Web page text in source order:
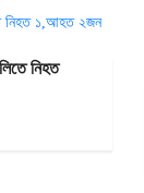
নিহত